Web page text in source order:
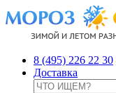
8 (495) 226 22 30
Доставка